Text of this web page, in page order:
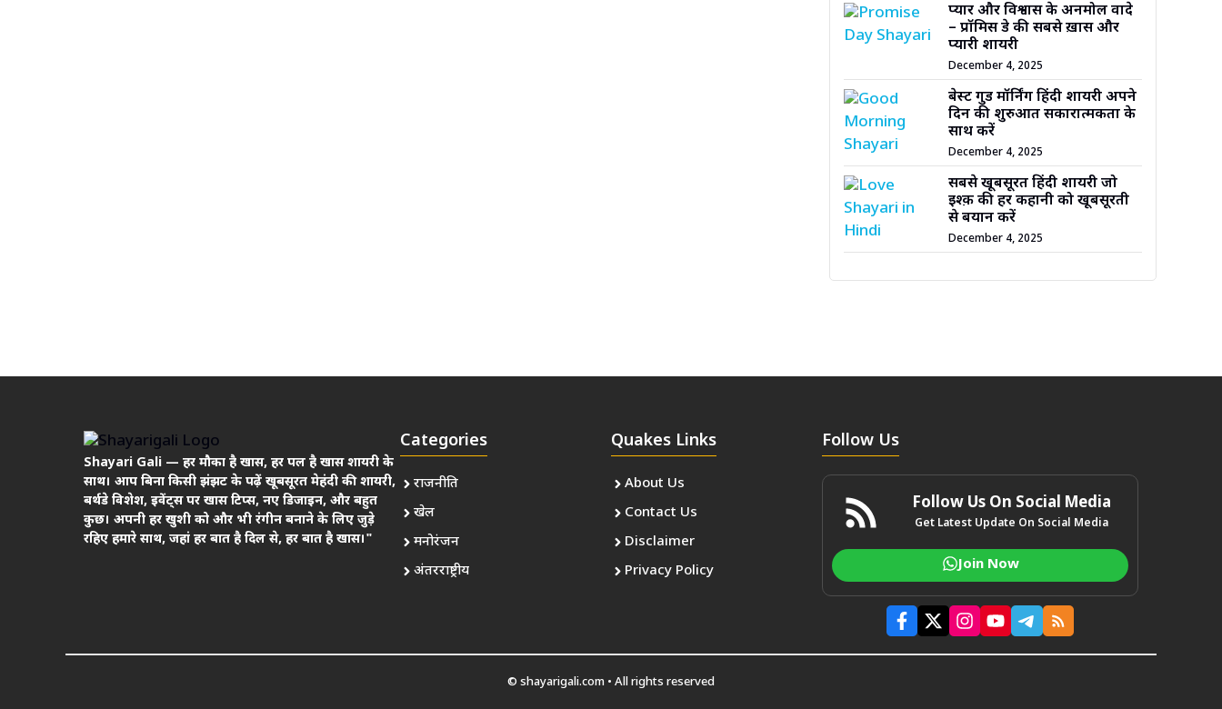
प्यार और विश्वास के अनमोल वादे
– प्रॉमिस डे की सबसे ख़ास और
प्यारी शायरी
December 4, 2025
बेस्ट गुड मॉर्निंग हिंदी शायरी अपने
दिन की शुरुआत सकारात्मकता के
साथ करें
December 4, 2025
सबसे खूबसूरत हिंदी शायरी जो
इश्क़ की हर कहानी को खूबसूरती
से बयान करें
December 4, 2025
Shayari Gali — हर मौका है खास, हर पल है खास शायरी के
साथ। आप बिना किसी झंझट के पढ़ें खूबसूरत मेहंदी की शायरी,
बर्थडे विशेश, इवेंट्स पर खास टिप्स, नए डिजाइन, और बहुत
कुछ। अपनी हर खुशी को और भी रंगीन बनाने के लिए जुड़े
रहिए हमारे साथ, जहां हर बात है दिल से, हर बात है खास।"
Categories
राजनीति
खेल
मनोरंजन
अंतरराष्ट्रीय
Quakes Links
About Us
Contact Us
Disclaimer
Privacy Policy
Follow Us
Follow Us On Social Media
Get Latest Update On Social Media
Join Now
© shayarigali.com • All rights reserved